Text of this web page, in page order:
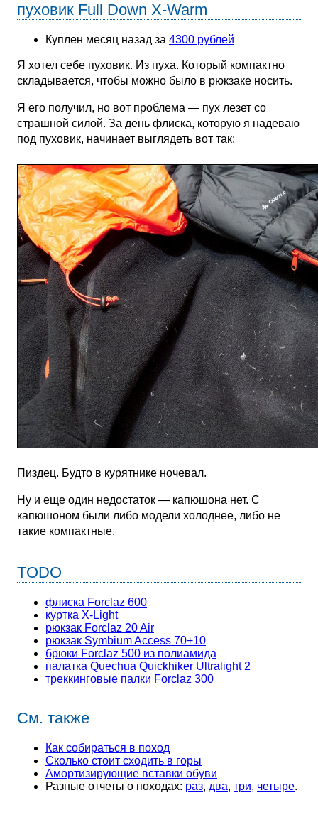
пуховик Full Down X-Warm
Куплен месяц назад за 4300 рублей
Я хотел себе пуховик. Из пуха. Который компактно
складывается, чтобы можно было в рюкзаке носить.
Я его получил, но вот проблема — пух лезет со
страшной силой. За день флиска, которую я надеваю
под пуховик, начинает выглядеть вот так:
Пиздец. Будто в курятнике ночевал.
Ну и еще один недостаток — капюшона нет. С
капюшоном были либо модели холоднее, либо не
такие компактные.
TODO
флиска Forclaz 600
куртка X-Light
рюкзак Forclaz 20 Air
рюкзак Symbium Access 70+10
брюки Forclaz 500 из полиамида
палатка Quechua Quickhiker Ultralight 2
треккинговые палки Forclaz 300
См. также
Как собираться в поход
Сколько стоит сходить в горы
Амортизирующие вставки обуви
Разные отчеты о походах: раз, два, три, четыре.